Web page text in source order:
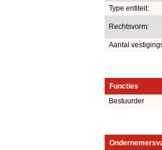
Type entiteit:
Rechtsvorm:
Aantal
Functies
Bestuurder